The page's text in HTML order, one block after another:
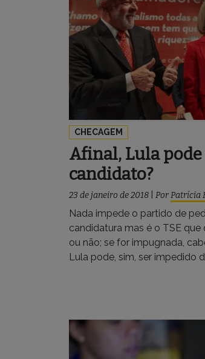
CHECAGEM
Afinal, Lula
candidato?
23 de janeiro de 2018 PorPatrícia
Nada impede o partido de
candidatura mas é o TSE que
ou não; se for impugnada,
Lula pode, sim, ser impedido